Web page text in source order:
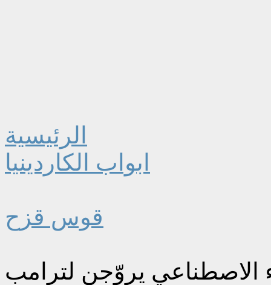
الرئيسية
ابواب الكاردينيا
قوس قزح
الاصطناعي يروّجن لترامب